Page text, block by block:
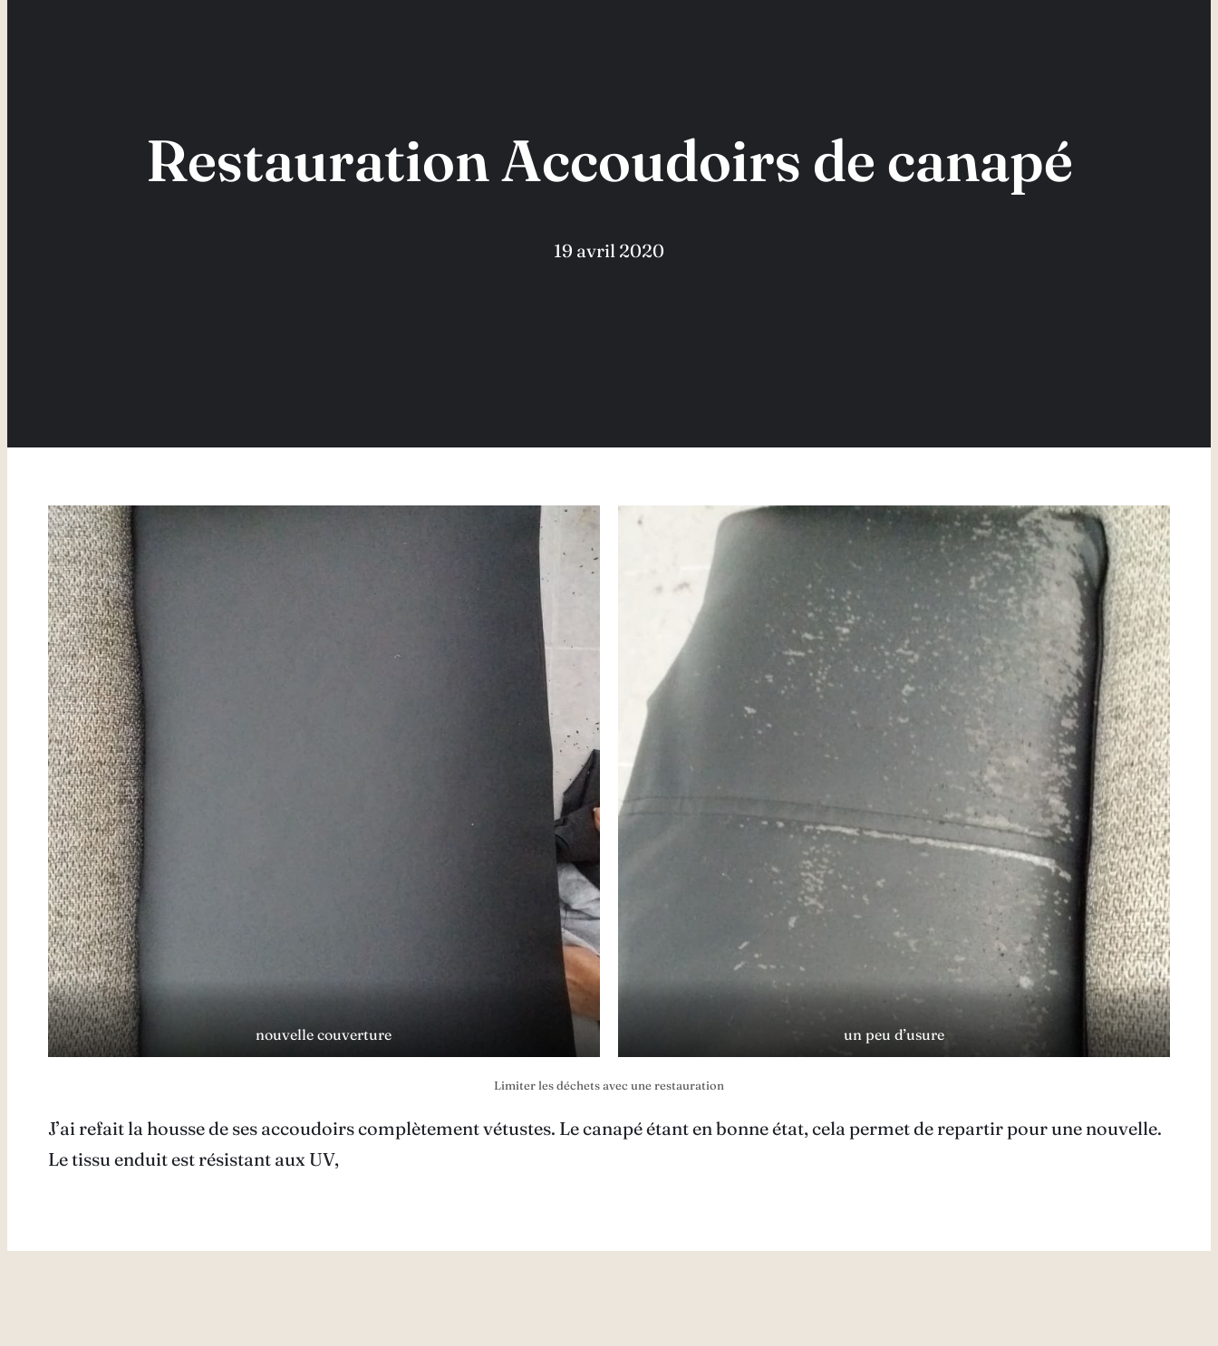
Restauration Accoudoirs de canapé
19 avril 2020
nouvelle couverture un peu d’usure
Limiter les déchets avec une restauration
J’ai refait la housse de ses accoudoirs complètement vétustes. Le canapé étant en bonne état, cela permet de repartir pour une nouvelle.
Le tissu enduit est résistant aux UV,